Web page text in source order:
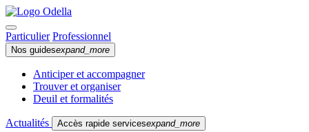
Particulier Professionnel
Nos guidesexpand_more
Anticiper et accompagner
Trouver et organiser
Deuil et formalités
Actualités Accès rapide servicesexpand_more